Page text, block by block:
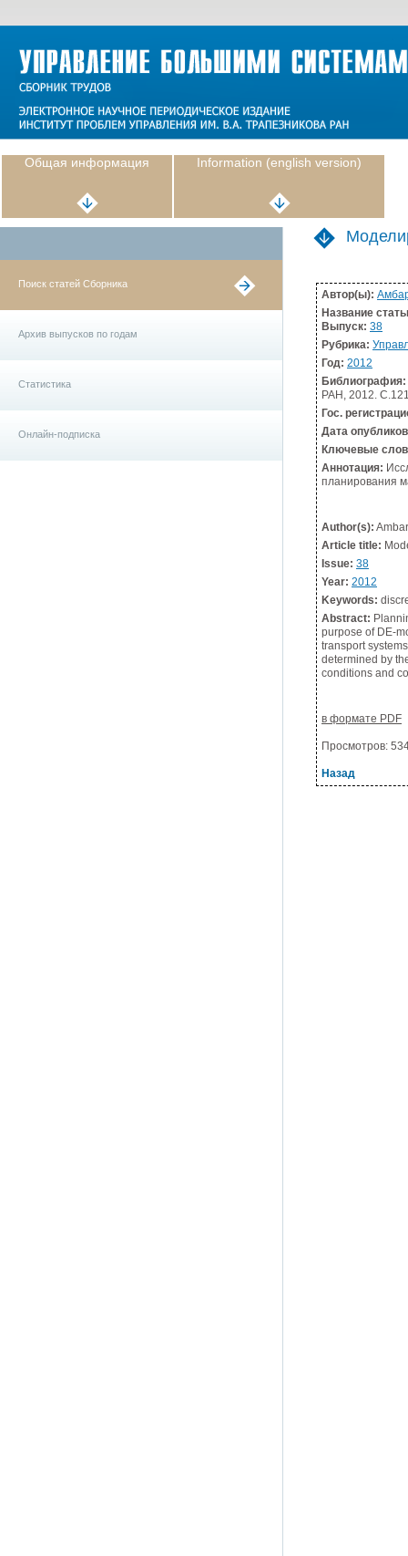
Общая информация Information (english version)
Поиск статей Сборника
Архив выпусков по годам
Статистика
Онлайн-подписка
Автор(ы):
Название
Выпуск: 38
Рубрика:
Год: 2012
Библиография:
РАН, 2012.
Гос.
Дата
Ключевые
Аннотация:
планирования
Author(s):
Article title:
Issue: 38
Year: 2012
Keywords:
Abstract:
purpose of DE-
transport
determined by
conditions and
в формате PDF
Просмотров:
Назад